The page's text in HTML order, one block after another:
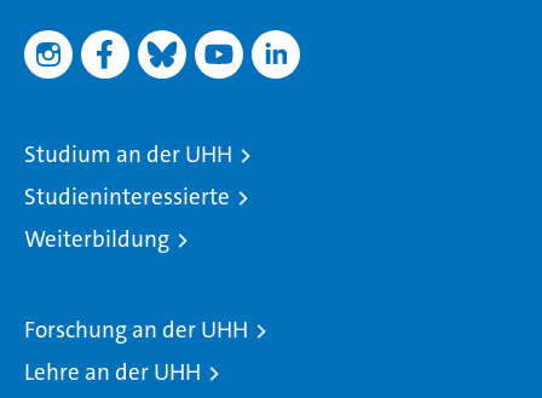
Studium an der UHH
Studieninteressierte
Weiterbildung
Forschung an der UHH
Lehre an der UHH